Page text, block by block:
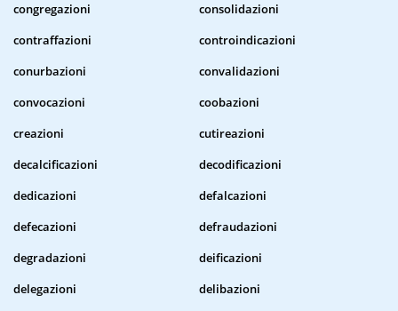
congregazioni
consolidazioni
contraffazioni
controindicazioni
conurbazioni
convalidazioni
convocazioni
coobazioni
creazioni
cutireazioni
decalcificazioni
decodificazioni
dedicazioni
defalcazioni
defecazioni
defraudazioni
degradazioni
deificazioni
delegazioni
delibazioni